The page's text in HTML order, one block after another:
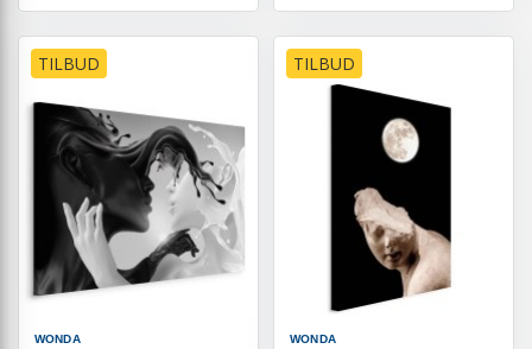
TILBUD
WONDA
TILBUD
WONDA